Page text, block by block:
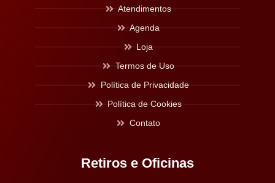
Atendimentos
Agenda
Loja
Termos de Uso
Política de Privacidade
Política de Cookies
Contato
Retiros e Oficinas